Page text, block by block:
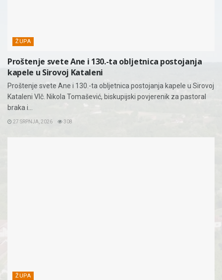
ŽUPA
Proštenje svete Ane i 130.-ta obljetnica postojanja
kapele u Sirovoj Kataleni
Proštenje svete Ane i 130.-ta obljetnica postojanja kapele u Sirovoj
Kataleni Vlč. Nikola Tomašević, biskupijski povjerenik za pastoral
braka i...
27 SRPNJA, 2026 308
ŽUPA